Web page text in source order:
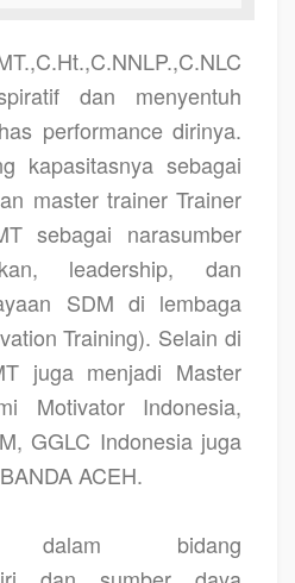
dan menyentuh
performance dirinya.
kapasitasnya sebagai
master trainer Trainer
sebagai narasumber
leadership, dan
SDM di lembaga
Training). Selain di
juga menjadi Master
Motivator Indonesia,
GGLC Indonesia juga
ACEH.
dalam bidang